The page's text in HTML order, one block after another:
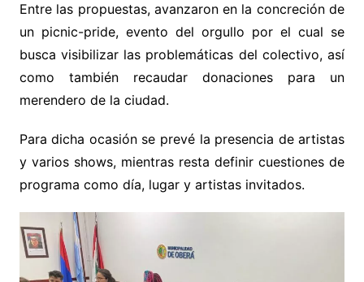
Entre las propuestas, avanzaron en la concreción de
un picnic-pride, evento del orgullo por el cual se
busca visibilizar las problemáticas del colectivo, así
como también recaudar donaciones para un
merendero de la ciudad.
Para dicha ocasión se prevé la presencia de artistas
y varios shows, mientras resta definir cuestiones de
programa como día, lugar y artistas invitados.